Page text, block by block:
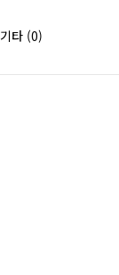
기타 (0)